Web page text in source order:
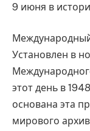
9 июня в
Установлен в
этот день в
основана эта
мирового